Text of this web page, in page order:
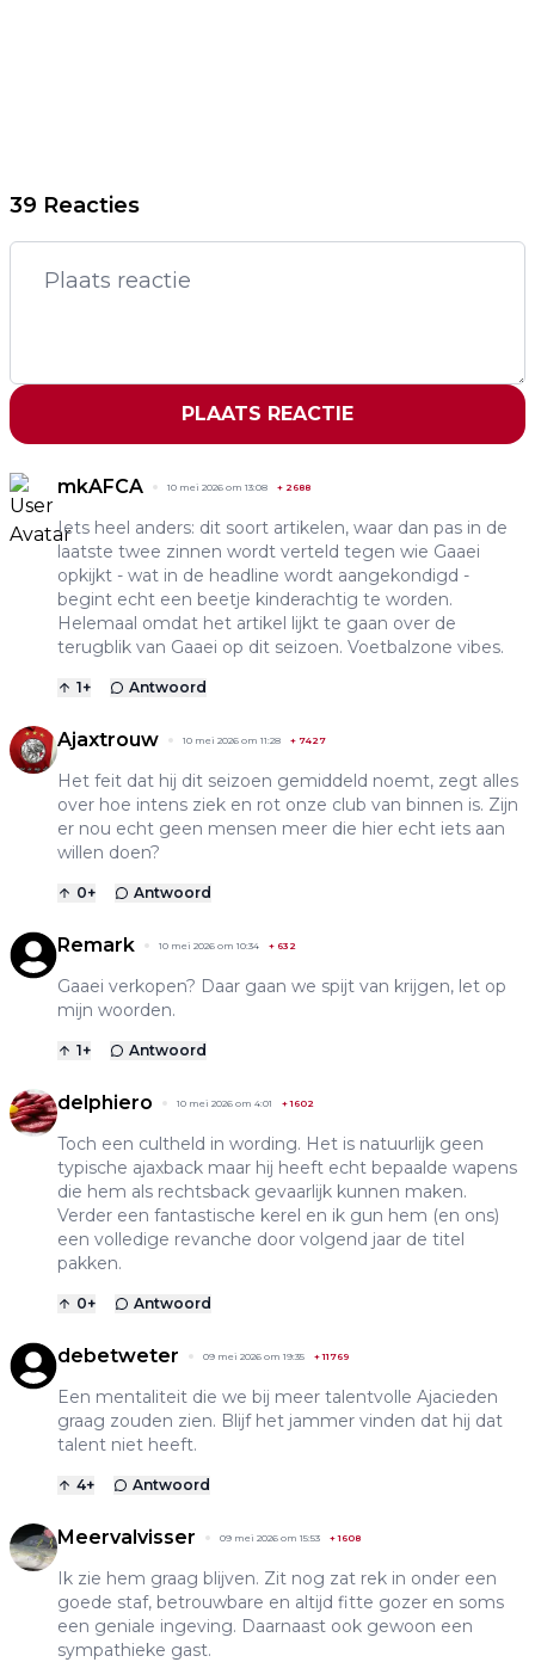
39 Reacties
PLAATS REACTIE
mkAFCA 10 mei 2026 om 13:08 + 2688
Iets heel anders: dit soort artikelen, waar dan pas in de
laatste twee zinnen wordt verteld tegen wie Gaaei
opkijkt - wat in de headline wordt aangekondigd -
begint echt een beetje kinderachtig te worden.
Helemaal omdat het artikel lijkt te gaan over de
terugblik van Gaaei op dit seizoen. Voetbalzone vibes.
1+ Antwoord
Ajaxtrouw 10 mei 2026 om 11:28 + 7427
Het feit dat hij dit seizoen gemiddeld noemt, zegt alles
over hoe intens ziek en rot onze club van binnen is. Zijn
er nou echt geen mensen meer die hier echt iets aan
willen doen?
0+ Antwoord
Remark 10 mei 2026 om 10:34 + 632
Gaaei verkopen? Daar gaan we spijt van krijgen, let op
mijn woorden.
1+ Antwoord
delphiero 10 mei 2026 om 4:01 +1602
Toch een cultheld in wording. Het is natuurlijk geen
typische ajaxback maar hij heeft echt bepaalde wapens
die hem als rechtsback gevaarlijk kunnen maken.
Verder een fantastische kerel en ik gun hem (en ons)
een volledige revanche door volgend jaar de titel
pakken.
0+ Antwoord
debetweter 09 mei 2026 om 19:35 +11769
Een mentaliteit die we bij meer talentvolle Ajacieden
graag zouden zien. Blijf het jammer vinden dat hij dat
talent niet heeft.
4+ Antwoord
Meervalvisser 09 mei 2026 om 15:53 +1608
Ik zie hem graag blijven. Zit nog zat rek in onder een
goede staf, betrouwbare en altijd fitte gozer en soms
een geniale ingeving. Daarnaast ook gewoon een
sympathieke gast.